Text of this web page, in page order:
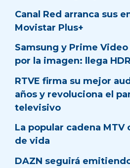
Canal Red arranca sus
Movistar Plus+
Samsung y Prime
por la imagen: llega
RTVE firma su mejor
años y revoluciona el
televisivo
La popular cadena MTV
de vida
DAZN seguirá